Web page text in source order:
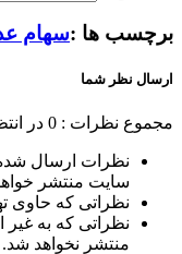
برچسب ها :سهام
ارسال نظر شما
مجموع نظرات : 0 در
نظرات ارسال
سایت منتشر
نظراتی که حاوی
نظراتی که به غیر
منتشر نخواهد شد.